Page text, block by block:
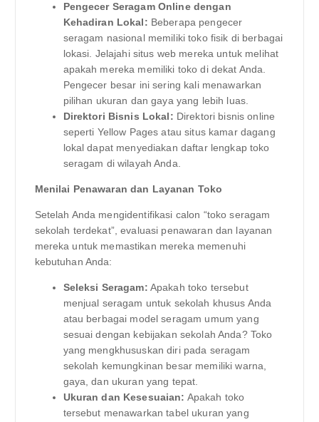
Pengecer Seragam Online dengan
Kehadiran Lokal: Beberapa pengecer
seragam nasional memiliki toko fisik di berbagai
lokasi. Jelajahi situs web mereka untuk melihat
apakah mereka memiliki toko di dekat Anda.
Pengecer besar ini sering kali menawarkan
pilihan ukuran dan gaya yang lebih luas.
Direktori Bisnis Lokal: Direktori bisnis online
seperti Yellow Pages atau situs kamar dagang
lokal dapat menyediakan daftar lengkap toko
seragam di wilayah Anda.
Menilai Penawaran dan Layanan Toko
Setelah Anda mengidentifikasi calon “toko seragam
sekolah terdekat”, evaluasi penawaran dan layanan
mereka untuk memastikan mereka memenuhi
kebutuhan Anda:
Seleksi Seragam: Apakah toko tersebut
menjual seragam untuk sekolah khusus Anda
atau berbagai model seragam umum yang
sesuai dengan kebijakan sekolah Anda? Toko
yang mengkhususkan diri pada seragam
sekolah kemungkinan besar memiliki warna,
gaya, dan ukuran yang tepat.
Ukuran dan Kesesuaian: Apakah toko
tersebut menawarkan tabel ukuran yang